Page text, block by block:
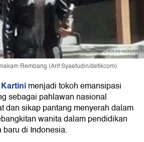
Rembang (Arif Syaefudin/detikcom)
menjadi tokoh emansipasi
sebagai pahlawan nasional
dan sikap pantang menyerah dalam
wanita dalam pendidikan
di Indonesia.